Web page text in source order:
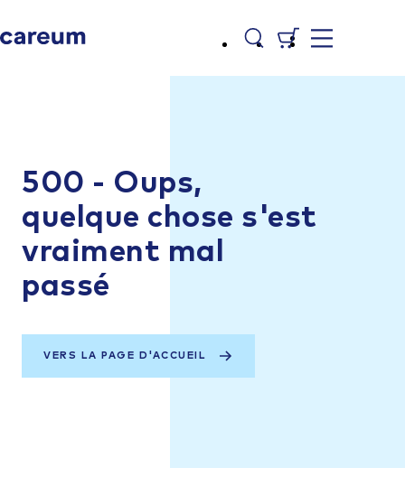
500 - Oups,
quelque chose s'est
vraiment mal
passé
VERS LA PAGE D'ACCUEIL